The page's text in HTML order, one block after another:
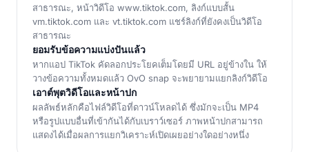
สาธารณะ, หน้าวิดีโอ www.tiktok.com, ลิงก์แบบสั้น
vm.tiktok.com และ vt.tiktok.com แชร์ลิงก์ที่ยังคงเป็นวิดีโอ
สาธารณะ
ยอมรับข้อความแบ่งปันแล้ว
หากแอป TikTok คัดลอกประโยคเต็มโดยมี URL อยู่ข้างใน ให้
วางข้อความทั้งหมดแล้ว OvO snap จะพยายามแยกลิงก์วิดีโอ
เอาต์พุตวิดีโอและหน้าปก
ผลลัพธ์หลักคือไฟล์วิดีโอที่ดาวน์โหลดได้ ซึ่งมักจะเป็น MP4
หรือรูปแบบอื่นที่เข้ากันได้กับเบราว์เซอร์ ภาพหน้าปกสามารถ
แสดงได้เมื่อผลการแยกวิเคราะห์เปิดเผยอย่างใดอย่างหนึ่ง